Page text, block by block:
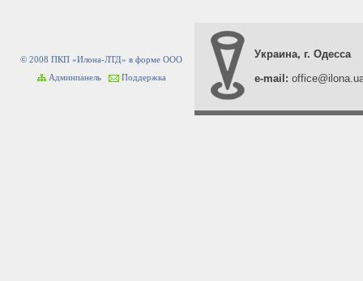
© 2008 ПКП «Илона-ЛТД» в форме ООО
Админпанель
Поддержка
Украина, г. Одесса
e-mail: